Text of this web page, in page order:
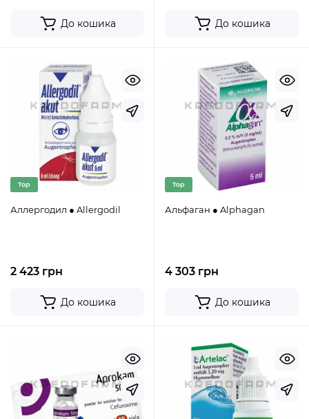
До кошика До кошика
Top
Аллергодил ● Allergodil
2 423 грн
До кошика
Top
Альфаган ● Alphagan
4 303 грн
До кошика